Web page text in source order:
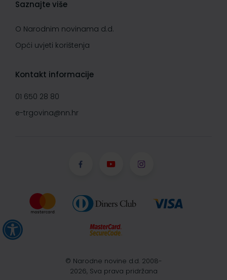
Saznajte više
O Narodnim novinama d.d.
Opći uvjeti korištenja
Kontakt informacije
01 650 28 80
e-trgovina@nn.hr
© Narodne novine d.d. 2008-
2026, Sva prava pridržana